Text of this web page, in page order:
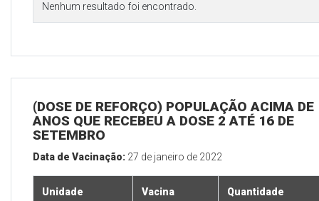
Nenhum resultado foi encontrado.
(DOSE DE REFORÇO) POPULAÇÃO ACIMA DE
ANOS QUE RECEBEU A DOSE 2 ATÉ 16 DE
SETEMBRO
Data de Vacinação: 27 de janeiro de 2022
Unidade Vacina Quantidade